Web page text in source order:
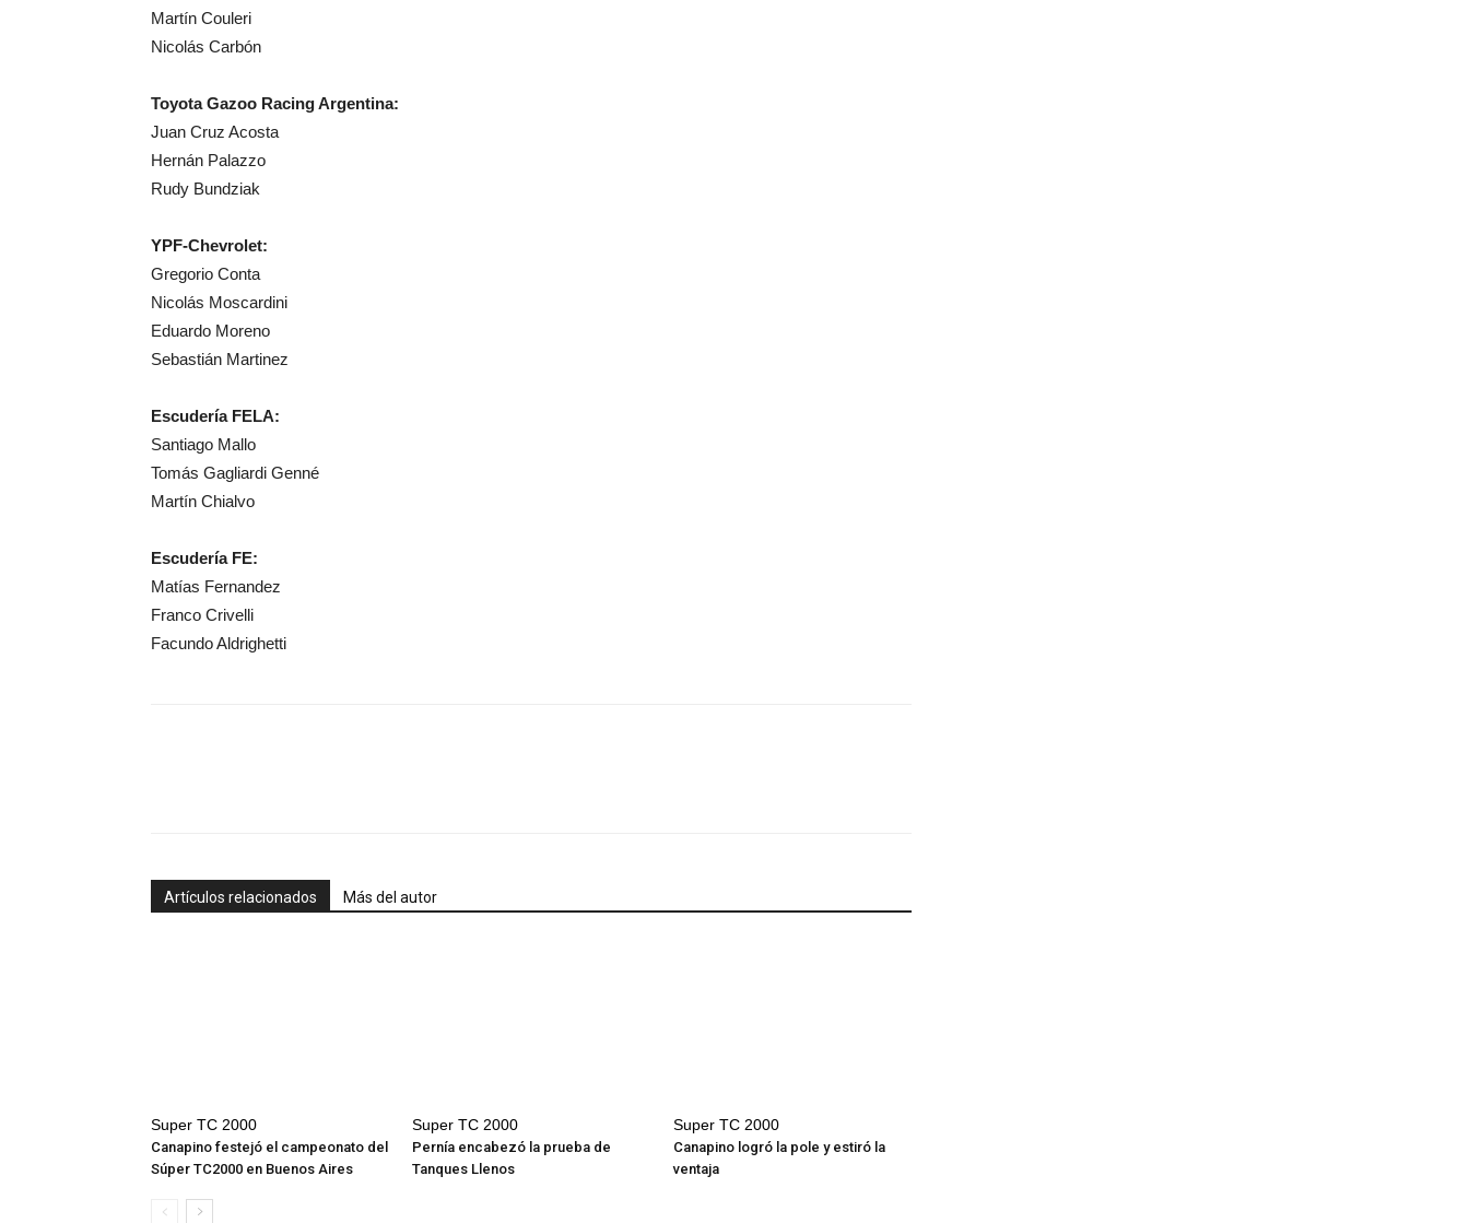
Martín Couleri
Nicolás Carbón
Toyota Gazoo Racing Argentina:
Juan Cruz Acosta
Hernán Palazzo
Rudy Bundziak
YPF-Chevrolet:
Gregorio Conta
Nicolás Moscardini
Eduardo Moreno
Sebastián Martinez
Escudería FELA:
Santiago Mallo
Tomás Gagliardi Genné
Martín Chialvo
Escudería FE:
Matías Fernandez
Franco Crivelli
Facundo Aldrighetti
Artículos relacionados Más del autor
Super TC 2000
Canapino festejó el campeonato del
Súper TC2000 en Buenos Aires
Super TC 2000
Pernía encabezó la prueba de
Tanques Llenos
Super TC 2000
Canapino logró la pole y estiró la
ventaja